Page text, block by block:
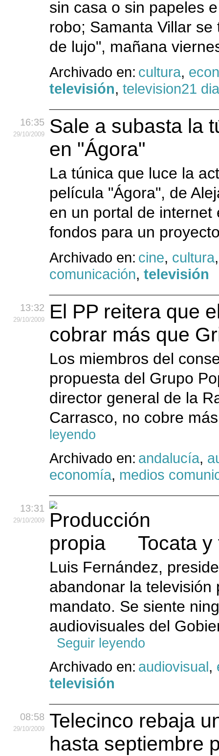
sin casa o sin papeles
robo; Samanta Villar
de lujo", mañana
Archivado en: cultura,
televisión, television21
16:35
29/10/2009
Sale a subasta la
en "Ágora"
La túnica que luce la
película "Ágora", de
en un portal de
fondos para un
Archivado en: cine, cultura
comunicación, televisión
13:32
29/10/2009
El PP reitera que
cobrar más que
Los miembros del
propuesta del Grupo
director general de la
Carrasco, no cobre
leyendo
Archivado en: andalucía,
economía, medios
13:31
29/10/2009
Tocata y
Luis Fernández,
abandonar la
mandato. Se siente
audiovisuales del
Seguir leyendo
Archivado en: audiovisual,
televisión
08:58
29/10/2009
Telecinco rebaja
hasta septiembre